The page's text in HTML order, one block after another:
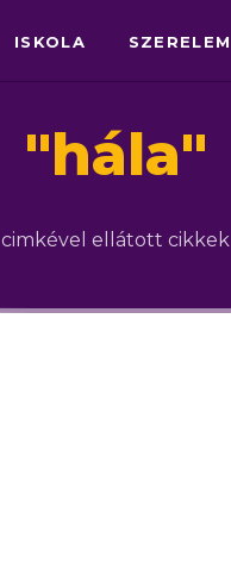
ISKOLA SZERELEM
"hála"
cimkével ellátott cikkek